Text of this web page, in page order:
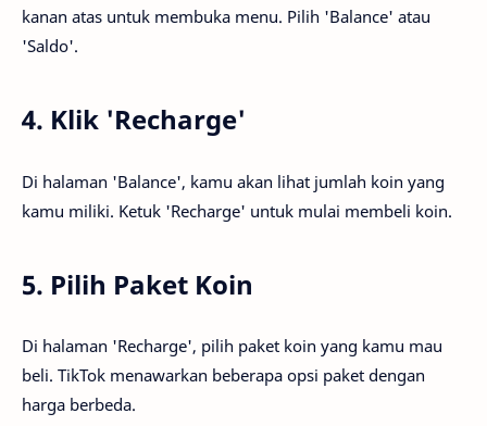
kanan atas untuk membuka menu. Pilih 'Balance' atau
'Saldo'.
4. Klik 'Recharge'
Di halaman 'Balance', kamu akan lihat jumlah koin yang
kamu miliki. Ketuk 'Recharge' untuk mulai membeli koin.
5. Pilih Paket Koin
Di halaman 'Recharge', pilih paket koin yang kamu mau
beli. TikTok menawarkan beberapa opsi paket dengan
harga berbeda.